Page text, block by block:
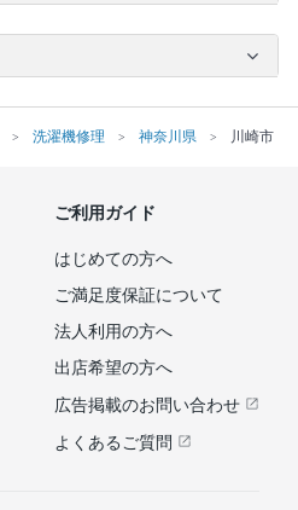
洗濯機修理 神奈川県 川崎市
ご利用ガイド
はじめての方へ
ご満足度保証について
法人利用の方へ
出店希望の方へ
広告掲載のお問い合わせ
よくあるご質問